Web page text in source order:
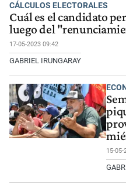
CÁLCULOS ELECTORALES
Cuál es el candidato
luego del
17-05-2023 09:42
GABRIEL IRUNGARAY
15-05-